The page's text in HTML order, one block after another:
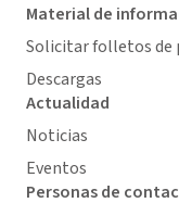
Material de
Solicitar folletos de
Descargas
Actualidad
Noticias
Eventos
Personas de